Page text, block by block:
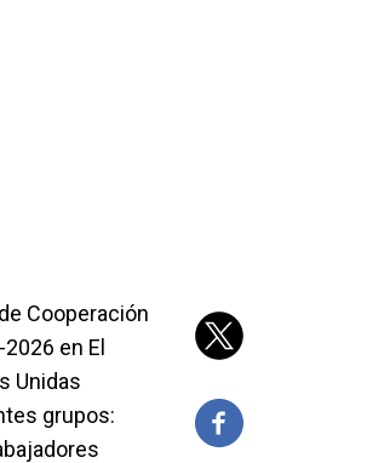
Cooperación
en El
Unidas
grupos: